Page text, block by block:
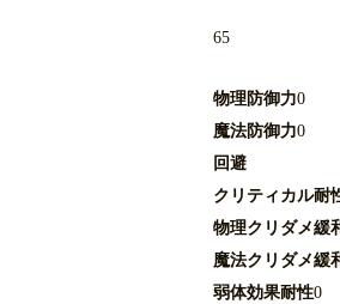
65
物理防御力0
魔法防御力0
回避
クリティカル耐
物理クリダメ緩
魔法クリダメ緩
弱体効果耐性0